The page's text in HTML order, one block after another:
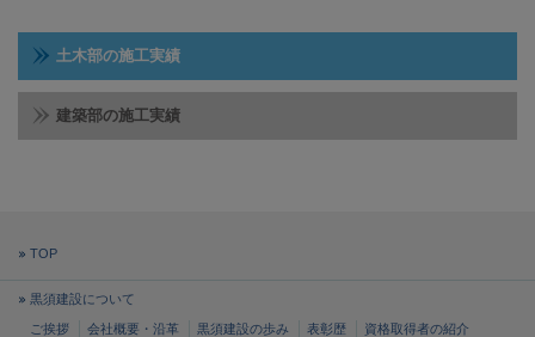
土木部の施工実績
建築部の施工実績
TOP
黒須建設について
ご挨拶 会社概要・沿革 黒須建設の歩み 表彰歴 資格取得者の紹介